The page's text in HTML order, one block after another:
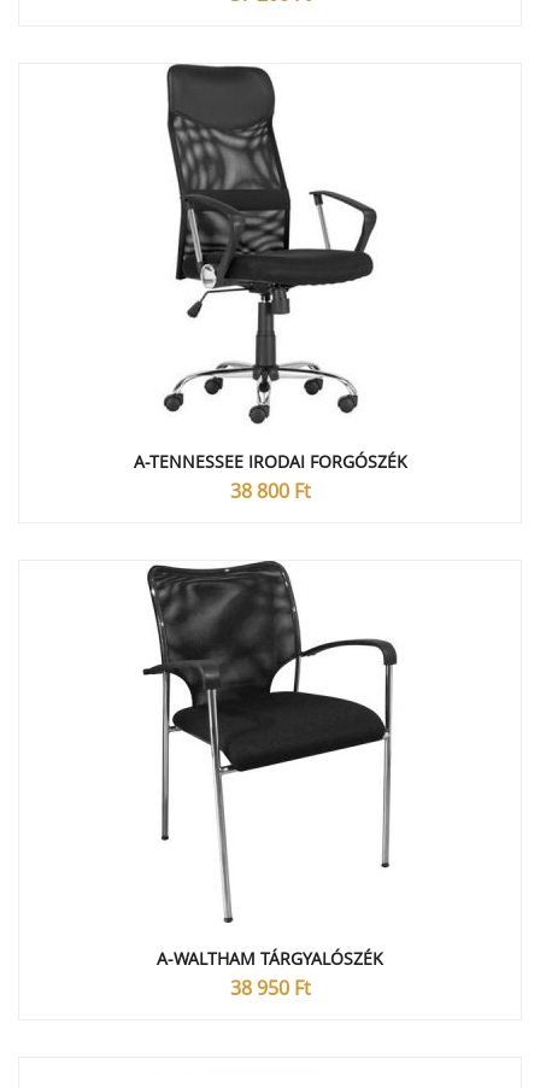
A-TENNESSEE IRODAI FORGÓSZÉK
38 800 Ft
A-WALTHAM TÁRGYALÓSZÉK
38 950 Ft